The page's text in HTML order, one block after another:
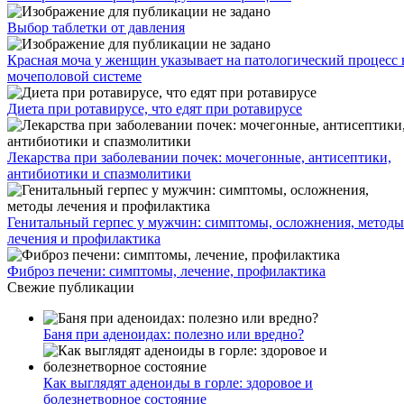
Выбор таблетки от давления
Красная моча у женщин указывает на патологический процесс
мочеполовой системе
Диета при ротавирусе, что едят при ротавирусе
Лекарства при заболевании почек: мочегонные, антисептики,
антибиотики и спазмолитики
Генитальный герпес у мужчин: симптомы, осложнения, методы
лечения и профилактика
Фиброз печени: симптомы, лечение, профилактика
Свежие публикации
Баня при аденоидах: полезно или вредно?
Как выглядят аденоиды в горле: здоровое и
болезнетворное состояние